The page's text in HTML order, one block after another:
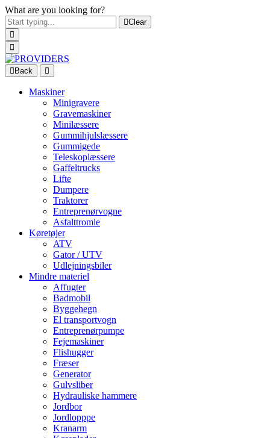
What are you looking for?
Clear
Back
Maskiner
Minigravere
Gravemaskiner
Minilæssere
Gummihjulslæssere
Gummigede
Teleskoplæssere
Gaffeltrucks
Lifte
Dumpere
Traktorer
Entreprenørvogne
Asfalttromle
Køretøjer
ATV
Gator / UTV
Udlejningsbiler
Mindre materiel
Affugter
Badmobil
Byggehegn
El transportvogn
Entreprenørpumpe
Fejemaskiner
Flishugger
Fræser
Generator
Gulvsliber
Hydrauliske hammere
Jordbor
Jordlopppe
Kranarm